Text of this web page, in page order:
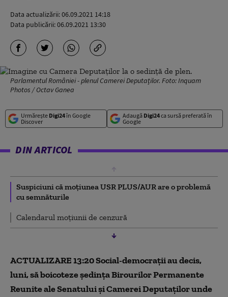
Data actualizării:06.09.2021 14:18
Data publicării:06.09.2021 13:30
Parlamentul României - plenul Camerei Deputaților. Foto: Inquam
Photos / Octav Ganea
Urmărește Digi24în Google
Discover
Adaugă Digi24ca sursă preferată în
Google
DIN ARTICOL
Suspiciuni că moțiunea USR PLUS/AUR are o problemă
cu semnăturile
Calendarul moțiunii de cenzură
ACTUALIZARE 13:20 Social-democrații au decis,
luni, să boicoteze ședința Birourilor Permanente
Reunite ale Senatului şi Camerei Deputaţilor unde